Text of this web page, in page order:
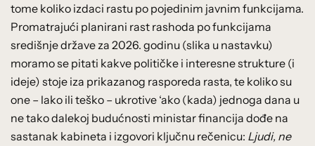
tome koliko izdaci rastu po pojedinim javnim funkcijama.
Promatrajući planirani rast rashoda po funkcijama
središnje države za 2026. godinu (slika u nastavku)
moramo se pitati kakve političke i interesne strukture (i
ideje) stoje iza prikazanog rasporeda rasta, te koliko su
one – lako ili teško – ukrotive ‘ako (kada) jednoga dana u
ne tako dalekoj budućnosti ministar financija dođe na
sastanak kabineta i izgovori ključnu rečenicu: Ljudi, ne